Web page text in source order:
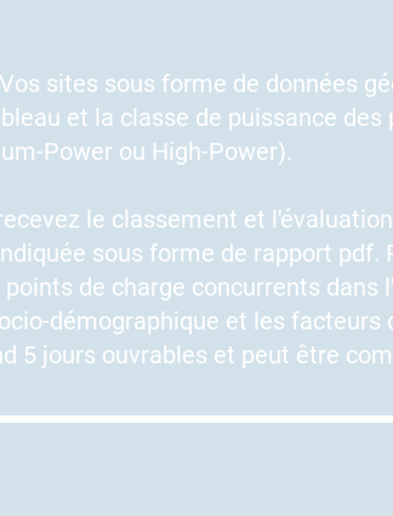
sites sous forme de données
et la classe de puissance des
Power ou High-Power).
le classement et
sous forme de rapport pdf.
de charge concurrents dans
démographique et les facteurs
5 jours ouvrables et peut être